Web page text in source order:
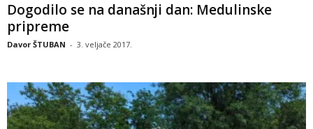
Dogodilo se na današnji dan: Medulinske
pripreme
Davor ŠTUBAN - 3. veljače 2017.